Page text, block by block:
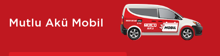
Mutlu Akü Mobil